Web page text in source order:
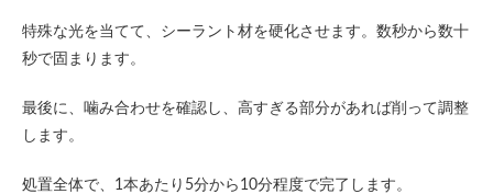
特殊な光を当てて、シーラント材を硬化させます。数秒から数十
秒で固まります。
最後に、噛み合わせを確認し、高すぎる部分があれば削って調整
します。
処置全体で、1本あたり5分から10分程度で完了します。